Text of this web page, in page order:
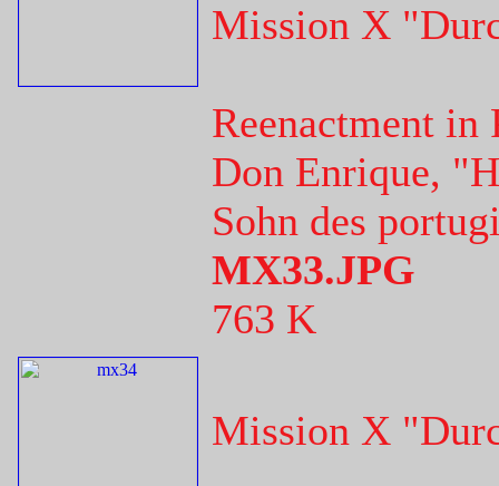
Mission X
Reenactment in
Don Enrique,
Sohn des
MX33.JPG
763 K
Mission X